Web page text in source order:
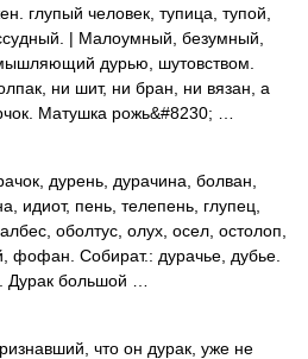
глупый человек, тупица, тупой,
| Малоумный, безумный,
дурью, шутовством.
ни шит, ни бран, ни вязан, а
Матушка рожь&#8230; …
дурень, дурачина, болван,
идиот, пень, телепень, глупец,
оболтус, олух, осел, остолоп,
фофан. Собират.: дурачье, дубье.
Дурак большой …
что он дурак, уже не